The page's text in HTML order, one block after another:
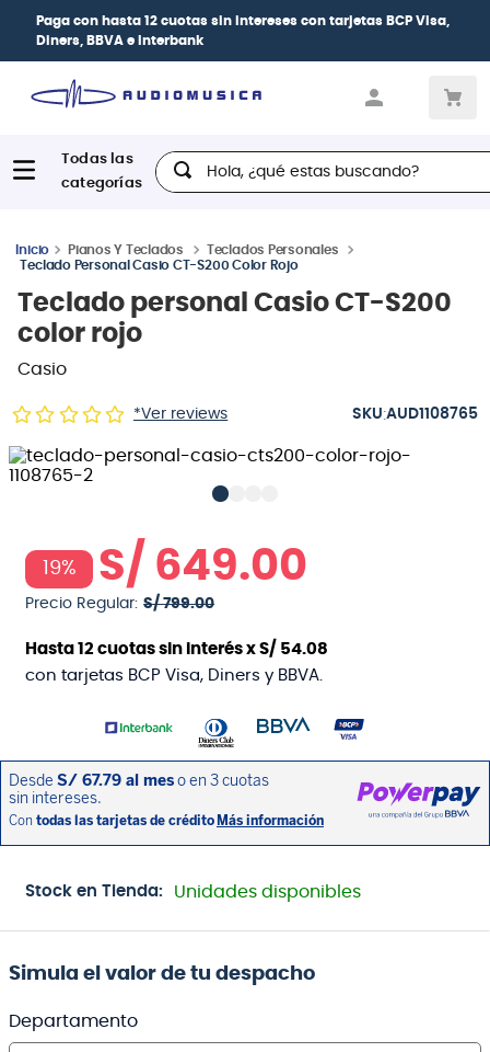
Paga con hasta 12 cuotas sin intereses con tarjetas BCP Visa,
Diners, BBVA e Interbank
Hola, ¿qué estas buscando?
Pianos Y Teclados
Teclados Personales
Teclado Personal Casio CT-S200 Color Rojo
Teclado personal Casio CT-S200
color rojo
Casio
*Ver reviews :AUD1108765
19% S/ 649.00
Precio Regular: S/ 799.00
Hasta12 cuotas sin interés xS/ 54.08
con tarjetas BCP Visa, Diners y BBVA.
Stock en Tienda: Unidades disponibles
Simula el valor de tu despacho
Departamento